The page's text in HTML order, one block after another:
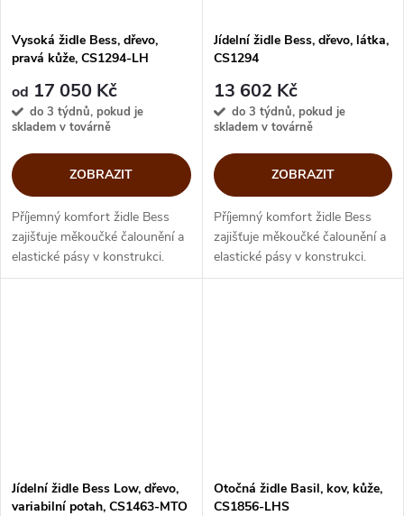
Vysoká židle Bess, dřevo,
pravá kůže, CS1294-LH
od 17 050 Kč
do 3 týdnů, pokud je
skladem v továrně
ZOBRAZIT
Příjemný komfort židle Bess
zajišťuje měkoučké čalounění a
elastické pásy v konstrukci.
Dřevěná kompaktní báze s
Jídelní židle Bess, dřevo, látka,
CS1294
13 602 Kč
do 3 týdnů, pokud je
skladem v továrně
ZOBRAZIT
Příjemný komfort židle Bess
zajišťuje měkoučké čalounění a
elastické pásy v konstrukci.
Dřevěná kompaktní báze s
Jídelní židle Bess Low, dřevo,
variabilní potah, CS1463-MTO
Otočná židle Basil, kov, kůže,
CS1856-LHS